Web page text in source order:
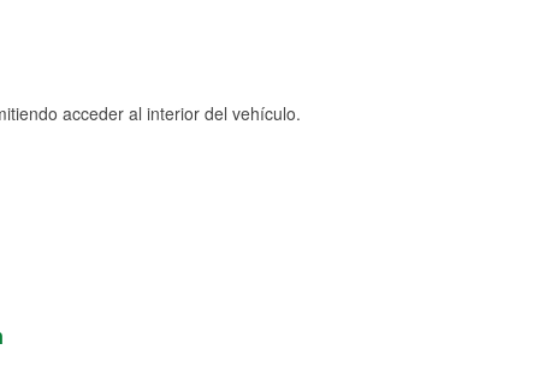
acceder al interior del vehículo.